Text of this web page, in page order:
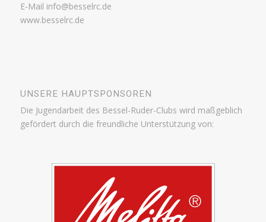
E-Mail info@besselrc.de
www.besselrc.de
UNSERE HAUPTSPONSOREN
Die Jugendarbeit des Bessel-Ruder-Clubs wird maßgeblich
gefördert durch die freundliche Unterstützung von: